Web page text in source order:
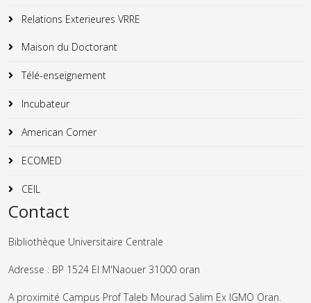
Relations Exterieures VRRE
Maison du Doctorant
Télé-enseignement
Incubateur
American Corner
ECOMED
CEIL
Contact
Bibliothèque Universitaire Centrale
Adresse : BP 1524 El M'Naouer 31000 oran
A proximité Campus Prof Taleb Mourad Salim Ex IGMO Oran.